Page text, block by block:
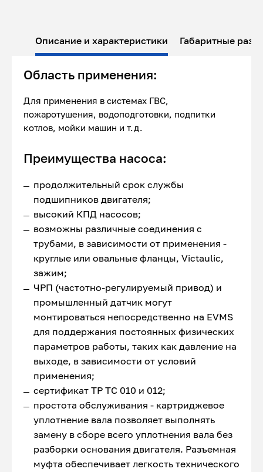
Описание и характеристики Габаритные
Область применения:
Для применения в системах ГВС,
пожаротушения, водоподготовки, подпитки
котлов, мойки машин и т.д.
Преимущества насоса:
продолжительный срок службы
подшипников двигателя;
высокий КПД насосов;
возможны различные соединения с
трубами, в зависимости от применения -
круглые или овальные фланцы, Victaulic,
зажим;
ЧРП (частотно-регулируемый привод) и
промышленный датчик могут
монтироваться непосредственно на EVMS
для поддержания постоянных физических
параметров работы, таких как давление на
выходе, в зависимости от условий
применения;
сертификат ТР ТС 010 и 012;
простота обслуживания - картриджевое
уплотнение вала позволяет выполнять
замену в сборе всего уплотнения вала без
разборки основания двигателя. Разъемная
муфта обеспечивает легкость технического